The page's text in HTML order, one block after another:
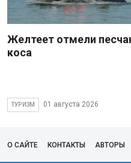
Желтеет отмели
коса
ТУРИЗМ 01 августа 2026
О САЙТЕ КОНТАКТЫ АВТОРЫ